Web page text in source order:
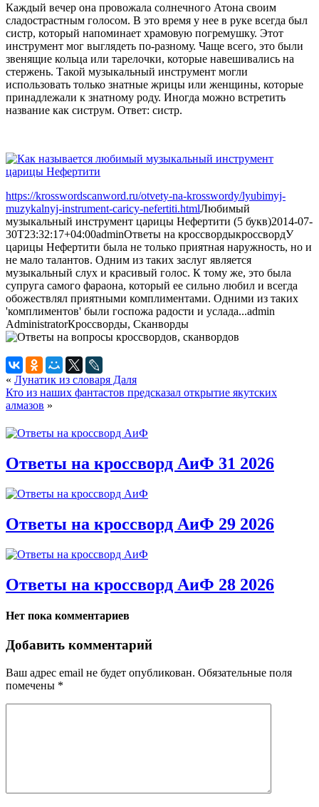
Каждый вечер она провожала солнечного Атона своим
сладострастным голосом. В это время у нее в руке всегда был
систр, который напоминает храмовую погремушку. Этот
инструмент мог выглядеть по-разному. Чаще всего, это были
звенящие кольца или тарелочки, которые навешивались на
стержень. Такой музыкальный инструмент могли
использовать только знатные жрицы или женщины, которые
принадлежали к знатному роду. Иногда можно встретить
название как систрум. Ответ: систр.
https://krosswordscanword.ru/otvety-na-krosswordy/lyubimyj-
muzykalnyj-instrument-caricy-nefertiti.htmlЛюбимый
музыкальный инструмент царицы Нефертити (5 букв)2014-07-
30T23:32:17+04:00adminОтветы на кроссвордыкроссвордУ
царицы Нефертити была не только приятная наружность, но и
не мало талантов. Одним из таких заслуг является
музыкальный слух и красивый голос. К тому же, это была
супруга самого фараона, который ее сильно любил и всегда
обожествлял приятными комплиментами. Одними из таких
'комплиментов' были госпожа радости и услада...admin
AdministratorКроссворды, Сканворды
« Лунатик из словаря Даля
Кто из наших фантастов предсказал открытие якутских
алмазов »
Ответы на кроссворд АиФ 31 2026
Ответы на кроссворд АиФ 29 2026
Ответы на кроссворд АиФ 28 2026
Нет пока комментариев
Добавить комментарий
Ваш адрес email не будет опубликован. Обязательные поля
помечены *